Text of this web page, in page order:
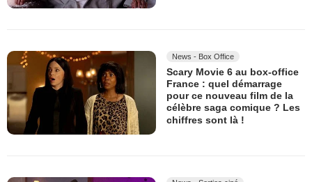
News - Box Office
Scary Movie 6 au box-office
France : quel démarrage
pour ce nouveau film de la
célèbre saga comique ? Les
chiffres sont là !